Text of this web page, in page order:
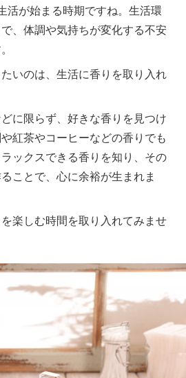
活が始まる時期ですね。生活環
、体調や気持ちが変化する不安
いのは、生活に香りを取り入れ
に限らず、好きな香りを見つけ
紅茶やコーヒーなどの香りでも
ックスできる香りを知り、その
ことで、心に余裕が生まれま
楽しむ時間を取り入れてみませ